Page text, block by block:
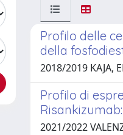
Profilo delle
della
2018/2019 KAJA,
Profilo di
2021/2022